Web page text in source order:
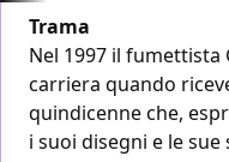
Trama
Nel 1997 il fumettista
carriera quando
quindicenne che,
i suoi disegni e le